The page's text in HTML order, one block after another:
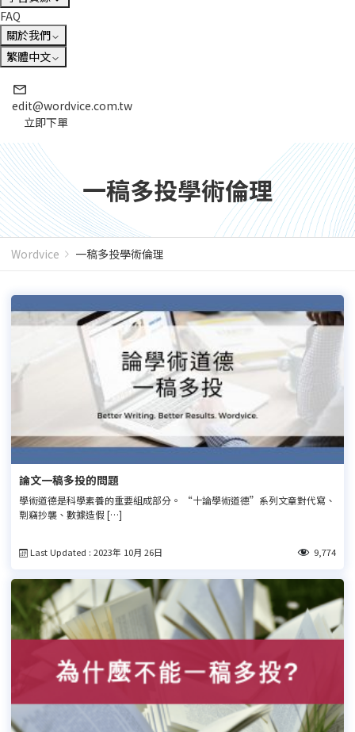
FAQ
關於我們
繁體中文
edit@wordvice.com.tw
立即下單
一稿多投學術倫理
Wordvice 一稿多投學術倫理
論文一稿多投的問題
學術道德是科學素養的重要組成部分。 “十論學術道德”系列文章對代寫、
剽竊抄襲、數據造假 […]
Last Updated : 2023年 10月 26日 9,774